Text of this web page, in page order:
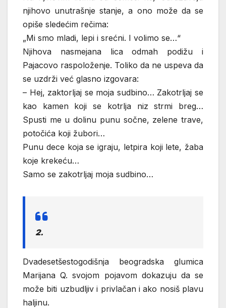
njihovo unutrašnje stanje, a ono može da se
opiše sledećim rečima:
„Mi smo mladi, lepi i srećni. I volimo se…“
Njihova nasmejana lica odmah podižu i
Pajacovo raspoloženje. Toliko da ne uspeva da
se uzdrži već glasno izgovara:
– Hej, zaktorljaj se moja sudbino… Zakotrljaj se
kao kamen koji se kotrlja niz strmi breg…
Spusti me u dolinu punu sočne, zelene trave,
potočića koji žubori…
Punu dece koja se igraju, letpira koji lete, žaba
koje krekeću…
Samo se zakotrljaj moja sudbino…
2.
Dvadesetšestogodišnja beogradska glumica
Marijana Q. svojom pojavom dokazuju da se
može biti uzbudljiv i privlačan i ako nosiš plavu
haljinu.